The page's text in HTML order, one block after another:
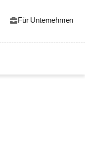
Für Unternehmen